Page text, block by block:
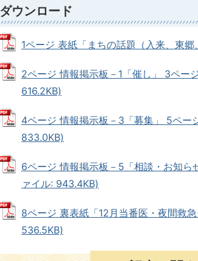
ダウンロード
1ページ 表紙「まちの話題（入来、東
2ページ 情報掲示板－1「催し」 3ペー
616.2KB)
4ページ 情報掲示板－3「募集」 5ペー
833.0KB)
6ページ 情報掲示板－5「相談・お知
ァイル: 943.4KB)
8ページ 裏表紙「12月当番医・夜間救
536.5KB)